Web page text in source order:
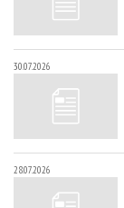
30.07.2026
28.07.2026